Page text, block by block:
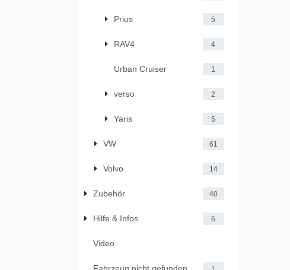
Prius 5
RAV4 4
Urban Cruiser 1
verso 2
Yaris 5
VW 61
Volvo 14
Zubehör 40
Hilfe & Infos 6
Video